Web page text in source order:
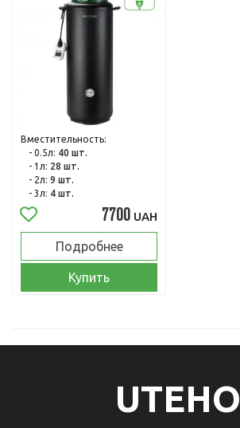
Вместительность:
- 0.5л: 40 шт.
- 1л: 28 шт.
- 2л: 9 шт.
- 3л: 4 шт.
7700 UAH
Подробнее
Купить
UTEHO